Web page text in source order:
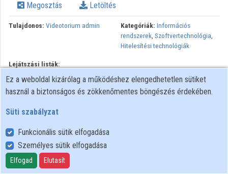
Megosztás Letöltés
Tulajdonos: Videotorium admin Kategóriák: Információs
rendszerek, Szoftvertechnológia,
Hitelesítési technológiák
Lejátszási listák:
Alkalmazásfejlesztési és
üzemeltetési technológiák
újrapublikálás és kereskedelmi forgalomba hozatal szigorúan
tilos! Egyéb célú felhasználás a jogtulajdonos(ok) engedélyéhez
kötött.
Felhasználói szabályzat
Ez a weboldal kizárólag a működéshez elengedhetetlen sütiket
használ a biztonságos és zökkenőmentes böngészés érdekében.
Süti szabályzat
Funkcionális sütik elfogadása
Személyes sütik elfogadása
Elfogad Elutasít